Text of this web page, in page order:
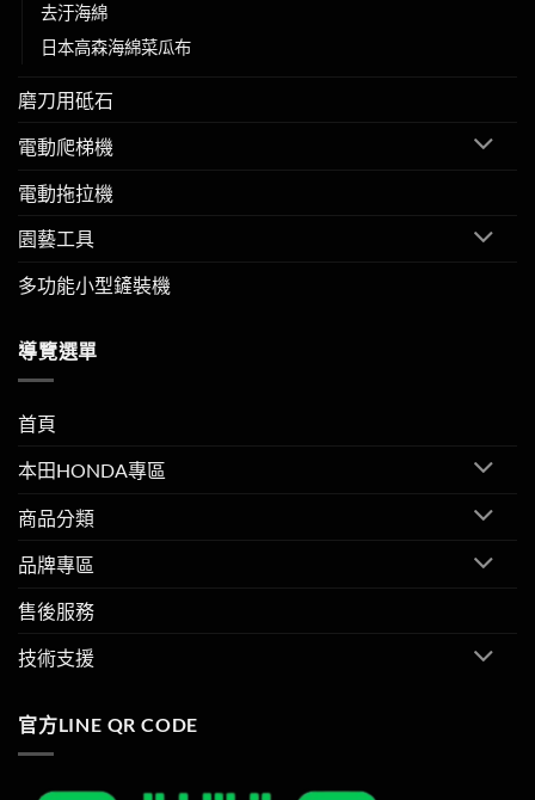
去汙海綿
日本高森海綿菜瓜布
磨刀用砥石
電動爬梯機
電動拖拉機
園藝工具
多功能小型鏟裝機
導覽選單
首頁
本田HONDA專區
商品分類
品牌專區
售後服務
技術支援
官方LINE QR CODE